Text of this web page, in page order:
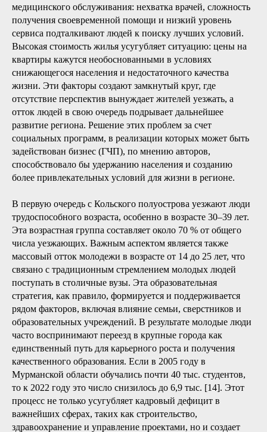
медицинского обслуживания: нехватка врачей, сложность
получения своевременной помощи и низкий уровень
сервиса подталкивают людей к поиску лучших условий.
Высокая стоимость жилья усугубляет ситуацию: цены на
квартиры кажутся необоснованными в условиях
снижающегося населения и недостаточного качества
жизни. Эти факторы создают замкнутый круг, где
отсутствие перспектив вынуждает жителей уезжать, а
отток людей в свою очередь подрывает дальнейшее
развитие региона. Решение этих проблем за счет
социальных программ, в реализации которых может быть
задействован бизнес (ГЧП), по мнению авторов,
способствовало бы удержанию населения и созданию
более привлекательных условий для жизни в регионе.
В первую очередь с Кольского полуострова уезжают люди
трудоспособного возраста, особенно в возрасте 30–39 лет.
Эта возрастная группа составляет около 70 % от общего
числа уезжающих. Важным аспектом является также
массовый отток молодежи в возрасте от 14 до 25 лет, что
связано с традиционным стремлением молодых людей
поступать в столичные вузы. Эта образовательная
стратегия, как правило, формируется и поддерживается
рядом факторов, включая влияние семьи, сверстников и
образовательных учреждений. В результате молодые люди
часто воспринимают переезд в крупные города как
единственный путь для карьерного роста и получения
качественного образования. Если в 2005 году в
Мурманской области обучались почти 40 тыс. студентов,
то к 2022 году это число снизилось до 6,9 тыс. [14]. Этот
процесс не только усугубляет кадровый дефицит в
важнейших сферах, таких как строительство,
здравоохранение и управление проектами, но и создает